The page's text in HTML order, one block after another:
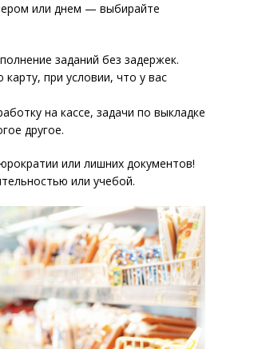
или днем — выбирайте
заданий без задержек.
при условии, что у вас
на кассе, задачи по выкладке
другое.
или лишних документов!
или учебой.